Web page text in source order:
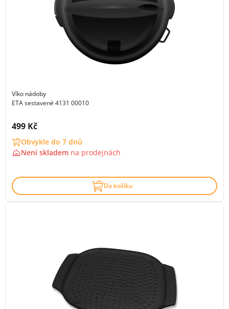
Víko nádoby
ETA sestavené 4131 00010
Cena s DPH:
499 Kč
Obvykle do 7 dnů
Není skladem na prodejnách
Do košíku